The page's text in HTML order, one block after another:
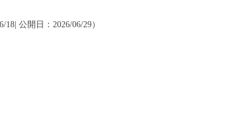
18| 公開日：2026/06/29）